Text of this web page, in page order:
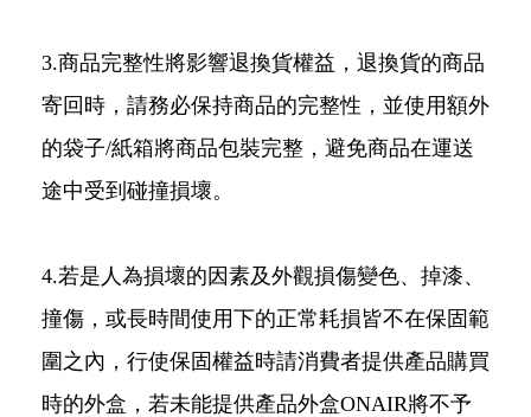
3.商品完整性將影響退換貨權益，退換貨的商品
寄回時，請務必保持商品的完整性，並使用額外
的袋子/紙箱將商品包裝完整，避免商品在運送
途中受到碰撞損壞。
4.若是人為損壞的因素及外觀損傷變色、掉漆、
撞傷，或長時間使用下的正常耗損皆不在保固範
圍之內，行使保固權益時請消費者提供產品購買
時的外盒，若未能提供產品外盒ONAIR將不予